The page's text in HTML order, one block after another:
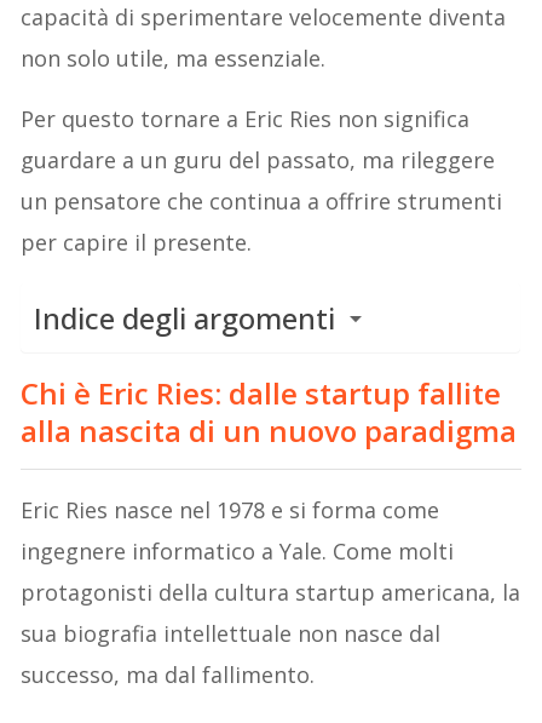
capacità di sperimentare velocemente diventa
non solo utile, ma essenziale.
Per questo tornare a Eric Ries non significa
guardare a un guru del passato, ma rileggere
un pensatore che continua a offrire strumenti
per capire il presente.
Indice degli argomenti
Chi è Eric Ries: dalle startup fallite
alla nascita di un nuovo paradigma
Eric Ries nasce nel 1978 e si forma come
ingegnere informatico a Yale. Come molti
protagonisti della cultura startup americana, la
sua biografia intellettuale non nasce dal
successo, ma dal fallimento.